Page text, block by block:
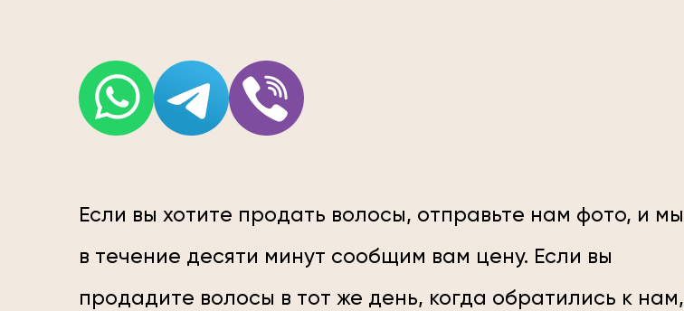
Если вы хотите продать волосы, отправьте нам фото, и мы
в течение десяти минут сообщим вам цену. Если вы
продадите волосы в тот же день, когда обратились к нам,